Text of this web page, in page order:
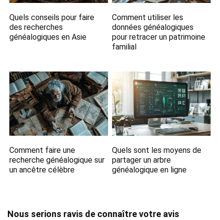
Quels conseils pour faire
des recherches
généalogiques en Asie
Comment utiliser les
données généalogiques
pour retracer un patrimoine
familial
Comment faire une
recherche généalogique sur
un ancêtre célèbre
Quels sont les moyens de
partager un arbre
généalogique en ligne
Nous serions ravis de connaître votre avis